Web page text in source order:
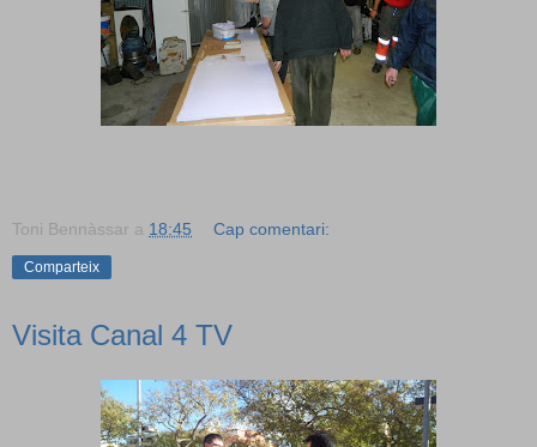
Toni Bennàssar a 18:45 Cap comentari:
Comparteix
Visita Canal 4 TV